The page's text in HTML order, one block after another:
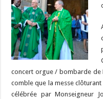
concert orgue / bombarde de
comble que la messe
célébrée par Monseigneur